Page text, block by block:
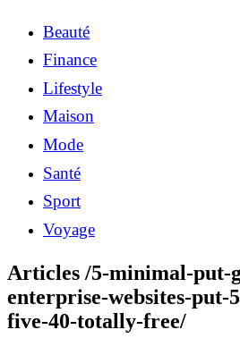
Beauté
Finance
Lifestyle
Maison
Mode
Santé
Sport
Voyage
Articles /5-minimal-put-
enterprise-websites-
five-40-totally-free/